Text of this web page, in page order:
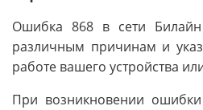
Ошибка 868 в сети
различным причинам и
работе вашего устройства
При возникновении